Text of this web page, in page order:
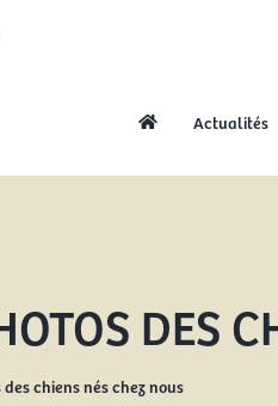
Actualités
DES
chiens nés chez nous